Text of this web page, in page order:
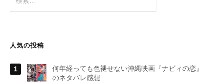
索:
人気の投稿
何年経っても色褪せない沖縄映画『ナビィの恋』
のネタバレ感想